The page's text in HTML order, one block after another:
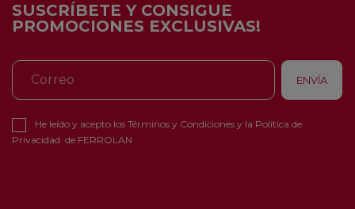
SUSCRÍBETE Y CONSIGUE
PROMOCIONES EXCLUSIVAS!
He leído y acepto los Términos y Condiciones y la Política de
Privacidad de FERROLAN